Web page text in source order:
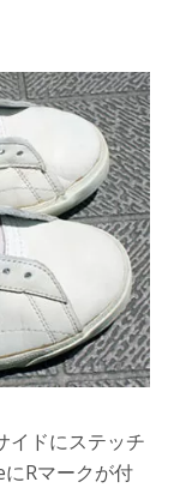
イドにステッチ
Rマークが付